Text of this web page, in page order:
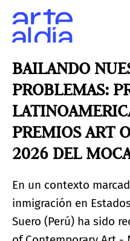
BAILANDO
PROBLEMAS:
PREMIOS ART
2026 DEL
En un contexto
inmigración en
Suero (Perú) ha sido